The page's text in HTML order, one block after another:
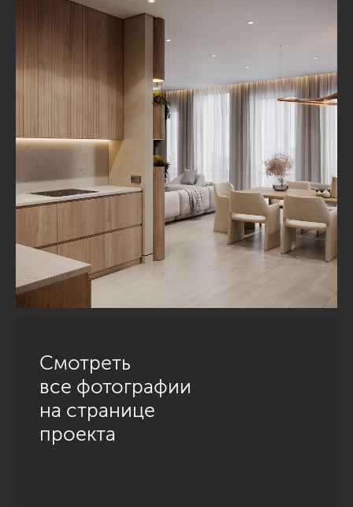
Смотреть
все фотографии
на странице
проекта